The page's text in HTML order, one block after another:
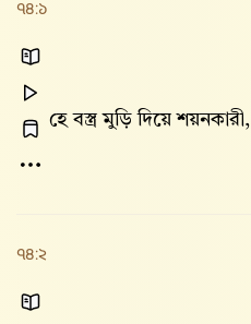
৭৪:১
হে বস্ত্র মুড়ি দিয়ে শয়নকারী,
৭৪:২